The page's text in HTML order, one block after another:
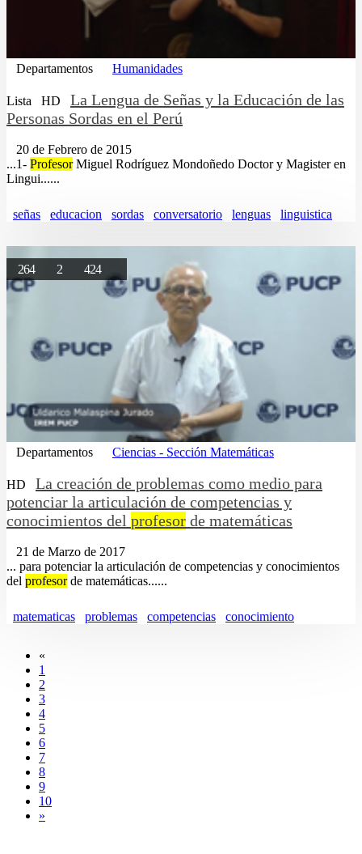
Departamentos Humanidades
Lista HD
La Lengua de Señas y la Educación de las
Personas Sordas en el Perú
20 de Febrero de 2015
...1- ProfesorMiguel Rodríguez Mondoñedo Doctor y Magister en
Lingui......
señas educacion sordas conversatorio lenguas linguistica
264 2 424
Departamentos Ciencias - Sección Matemáticas
HD
La creación de problemas como medio para
potenciar la articulación de competencias y
conocimientos del profesor de matemáticas
21 de Marzo de 2017
... para potenciar la articulación de competencias y conocimientos
del profesorde matemáticas......
matematicas problemas competencias conocimiento
«
1
2
3
4
5
6
7
8
9
10
»